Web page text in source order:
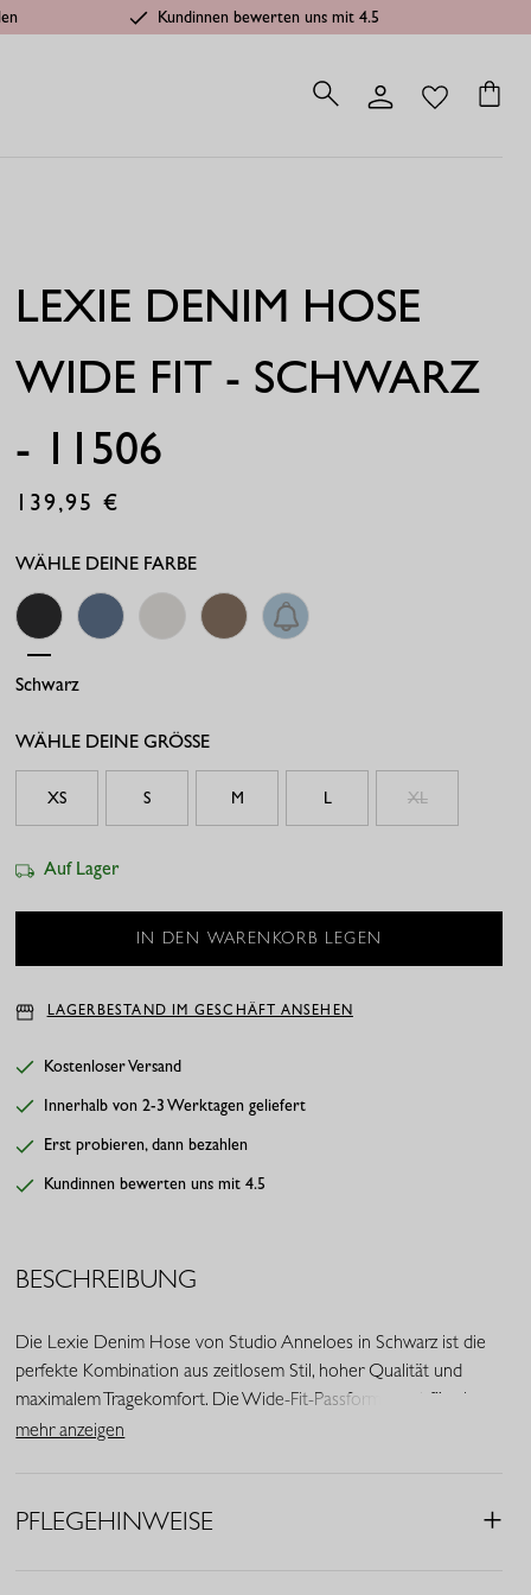
Kundinnen bewerten uns mit 4.5
LEXIE DENIM HOSE
WIDE FIT - SCHWARZ
- 11506
139,95
WÄHLE DEINE FARBE
SchwarzMid Jeans
WÄHLE DEINE GRÖSSE
XS S M L XL
Auf Lager
LAGERBESTAND IM GESCHÄFT ANSEHEN
Kostenloser Versand
Innerhalb von 2-3 Werktagen geliefert
Erst probieren, dann bezahlen
Kundinnen bewerten uns mit 4.5
BESCHREIBUNG
Die Lexie Denim Hose von Studio Anneloes in Schwarz ist die
perfekte Kombination aus zeitlosem Stil, hoher Qualität und
maximalem Tragekomfort. Die Wide-Fit-Passform sorgt für eine
moderne Silhouette und macht die Hose zu einem vielseitigen
mehr anzeigen
PFLEGEHINWEISE